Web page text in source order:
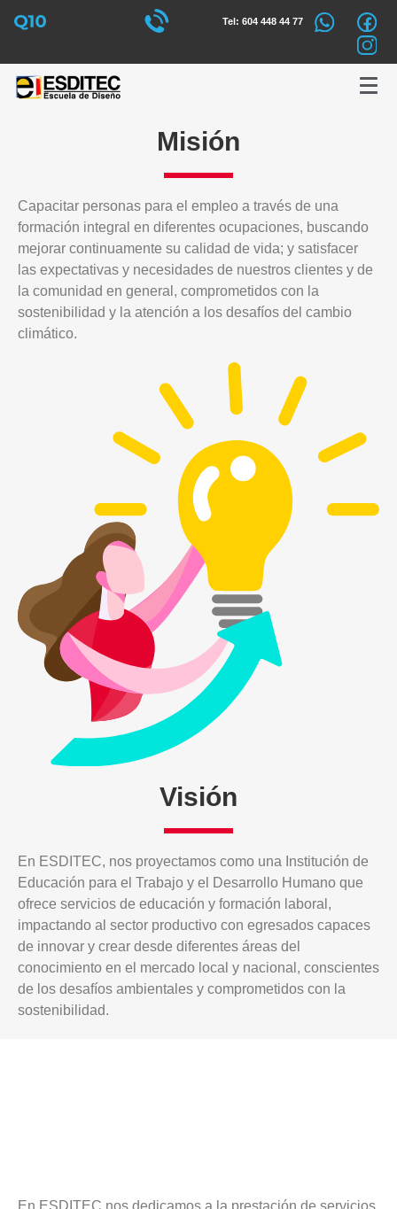
Tel: 604 448 44 77
Misión
Capacitar personas para el empleo a través de una
formación integral en diferentes ocupaciones, buscando
mejorar continuamente su calidad de vida; y satisfacer
las expectativas y necesidades de nuestros clientes y de
la comunidad en general, comprometidos con la
sostenibilidad y la atención a los desafíos del cambio
climático.
Visión
En ESDITEC, nos proyectamos como una Institución de
Educación para el Trabajo y el Desarrollo Humano que
ofrece servicios de educación y formación laboral,
impactando al sector productivo con egresados capaces
de innovar y crear desde diferentes áreas del
conocimiento en el mercado local y nacional, conscientes
de los desafíos ambientales y comprometidos con la
sostenibilidad.
En ESDITEC nos dedicamos a la prestación de servicios